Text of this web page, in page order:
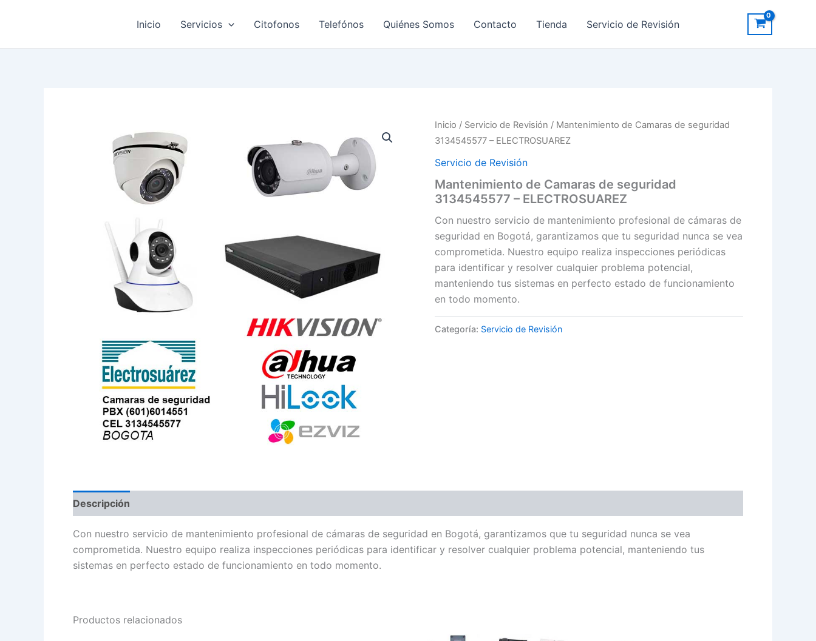
Inicio Servicios Citofonos Telefónos Quiénes Somos Contacto Tienda Servicio de Revisión
Inicio / Servicio de Revisión / Mantenimiento de Camaras de seguridad
3134545577 – ELECTROSUAREZ
Servicio de Revisión
Mantenimiento de Camaras de seguridad
3134545577 – ELECTROSUAREZ
Con nuestro servicio de mantenimiento profesional de cámaras de
seguridad en Bogotá, garantizamos que tu seguridad nunca se vea
comprometida. Nuestro equipo realiza inspecciones periódicas
para identificar y resolver cualquier problema potencial,
manteniendo tus sistemas en perfecto estado de funcionamiento
en todo momento.
Categoría: Servicio de Revisión
Descripción
Con nuestro servicio de mantenimiento profesional de cámaras de seguridad en Bogotá, garantizamos que tu seguridad nunca se vea
comprometida. Nuestro equipo realiza inspecciones periódicas para identificar y resolver cualquier problema potencial, manteniendo tus
sistemas en perfecto estado de funcionamiento en todo momento.
Productos relacionados